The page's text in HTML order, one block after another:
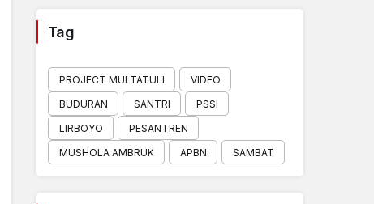
Tag
PROJECT MULTATULI
VIDEO
BUDURAN
SANTRI
PSSI
LIRBOYO
PESANTREN
MUSHOLA AMBRUK
APBN SAMBAT